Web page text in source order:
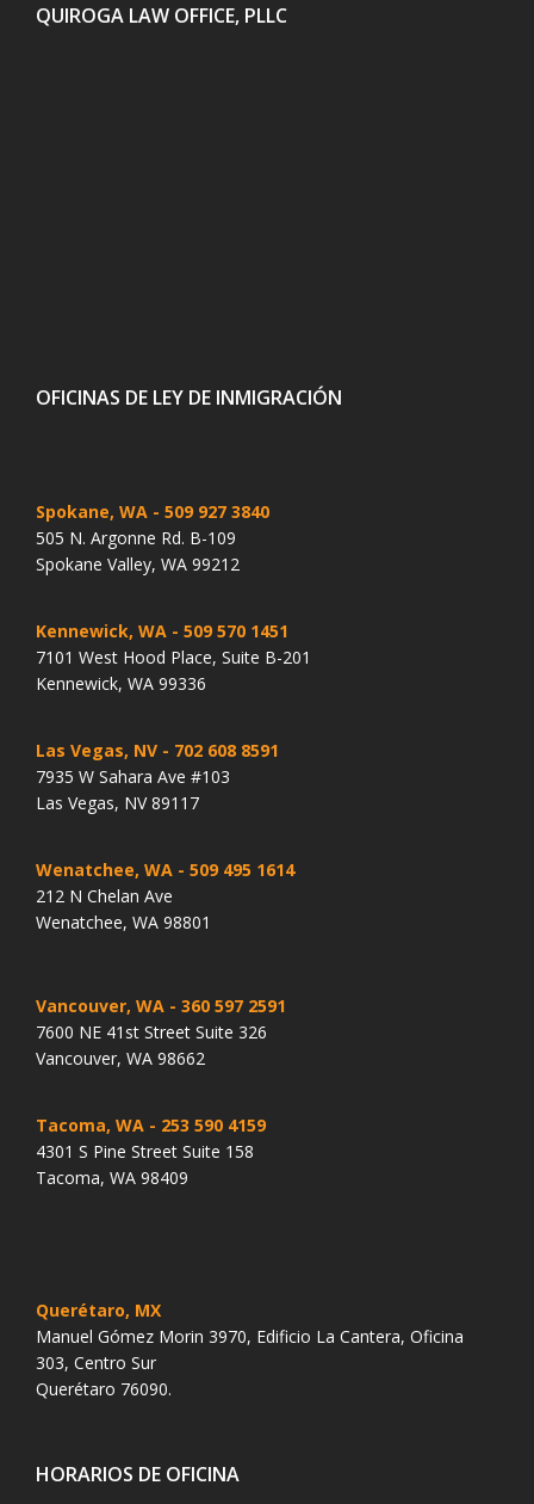
QUIROGA LAW OFFICE, PLLC
OFICINAS DE LEY DE INMIGRACIÓN
Spokane, WA - 509 927 3840
505 N. Argonne Rd. B-109
Spokane Valley, WA 99212
Kennewick, WA - 509 570 1451
7101 West Hood Place, Suite B-201
Kennewick, WA 99336
Las Vegas, NV - 702 608 8591
7935 W Sahara Ave #103
Las Vegas, NV 89117
Wenatchee, WA - 509 495 1614
212 N Chelan Ave
Wenatchee, WA 98801
Vancouver, WA - 360 597 2591
7600 NE 41st Street Suite 326
Vancouver, WA 98662
Tacoma, WA - 253 590 4159
4301 S Pine Street Suite 158
Tacoma, WA 98409
Querétaro, MX
Manuel Gómez Morin 3970, Edificio La Cantera, Oficina
303, Centro Sur
Querétaro 76090.
HORARIOS DE OFICINA